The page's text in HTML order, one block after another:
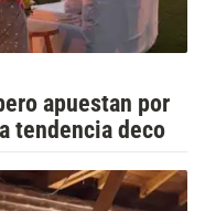
apuestan por
tendencia deco